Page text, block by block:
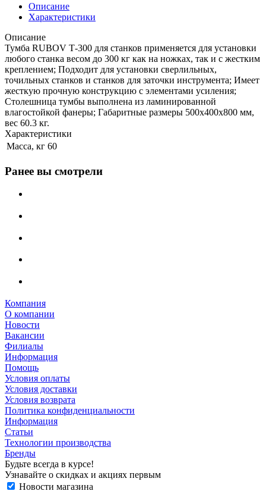
Описание
Характеристики
Описание
Тумба RUBOV Т-300 для станков применяется для установки
любого станка весом до 300 кг как на ножках, так и с жестким
креплением; Подходит для установки сверлильных,
точильных станков и станков для заточки инструмента; Имеет
жесткую прочную конструкцию с элементами усиления;
Столешница тумбы выполнена из ламинированной
влагостойкой фанеры; Габаритные размеры 500x400x800 мм,
вес 60.3 кг.
Характеристики
Масса, кг 60
Ранее вы смотрели
Компания
О компании
Новости
Вакансии
Филиалы
Информация
Помощь
Условия оплаты
Условия доставки
Условия возврата
Политика конфиденциальности
Информация
Статьи
Технологии производства
Бренды
Будьте всегда в курсе!
Узнавайте о скидках и акциях первым
Новости магазина